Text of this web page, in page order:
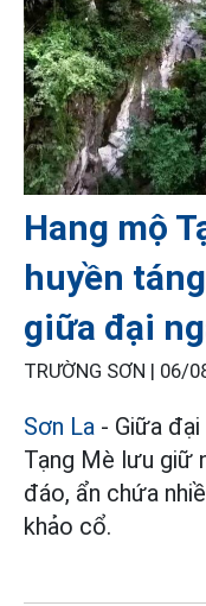
Hang mộ
huyền
giữa đại
TRƯỜNG SƠN | 06/
Sơn La - Giữa
Tạng Mè lưu giữ
đáo, ẩn chứa
khảo cổ.